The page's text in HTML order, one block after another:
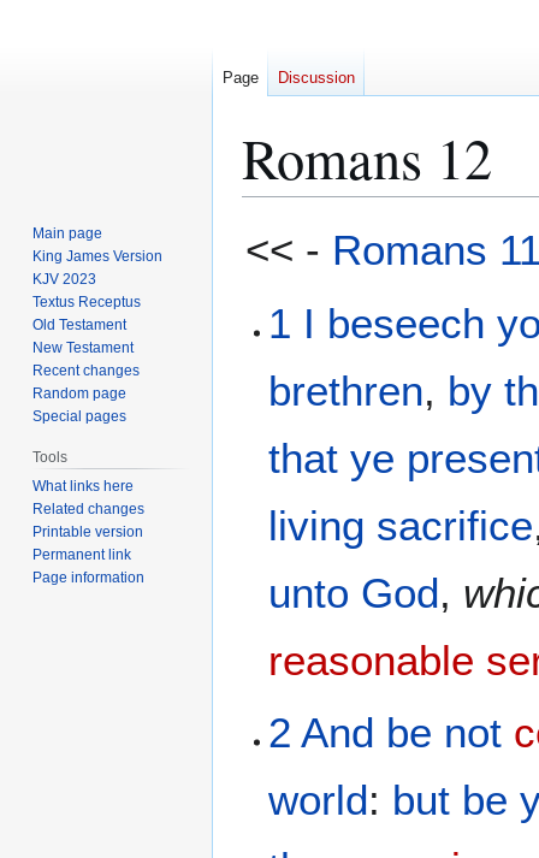
Romans 12
to
to
<< - Romans
1 I beseech
brethren, by
that ye
living sacrifice
unto God,
reasonable
2 And be not
world: but be
Page Discussion
Main page
King James Version
KJV 2023
Textus Receptus
Old Testament
New Testament
Recent changes
Random page
Special pages
Tools
What links here
Related changes
Printable version
Permanent link
Page information